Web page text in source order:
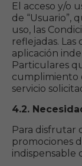
El acceso y/o
de “Usuario”,
uso, las
reflejadas. Las
aplicación
Particulares
cumplimiento
servicio
4.2.
Para disfrutar
promociones
indispensable